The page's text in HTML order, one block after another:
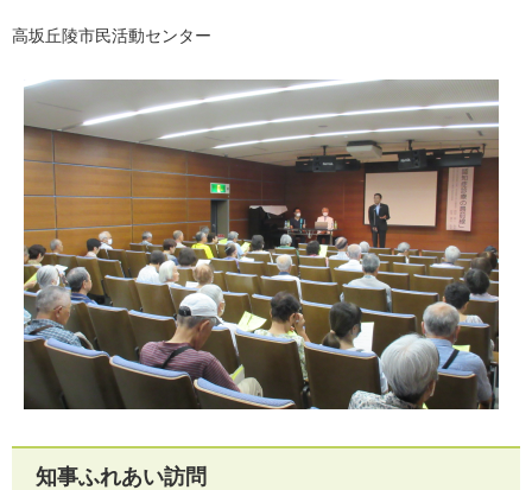
高坂丘陵市民活動センター
知事ふれあい訪問